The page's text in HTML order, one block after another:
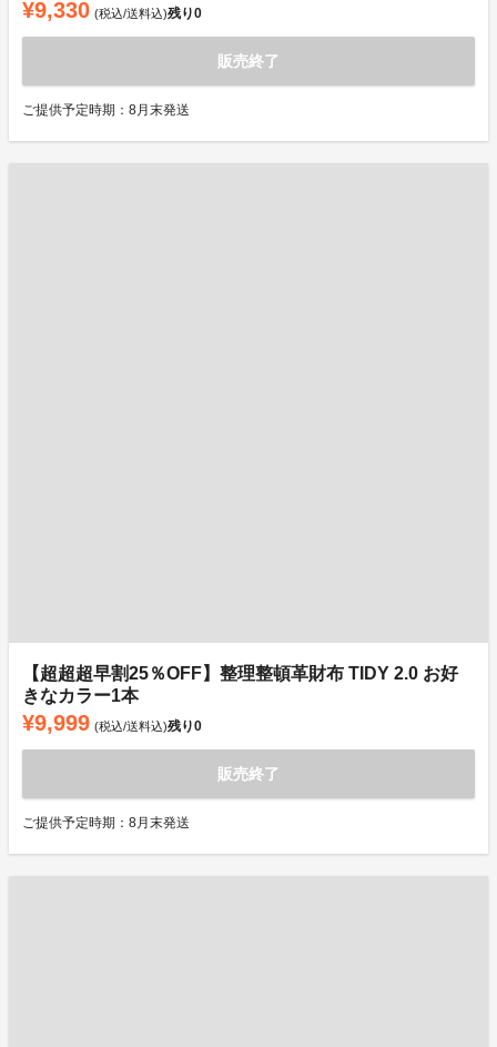
¥9,330 (税込/送料込)残り0
販売終了
ご提供予定時期：8月末発送
【超超超早割25％OFF】整理整頓革財布 TIDY 2.0 お好
きなカラー1本
¥9,999 (税込/送料込)残り0
販売終了
ご提供予定時期：8月末発送